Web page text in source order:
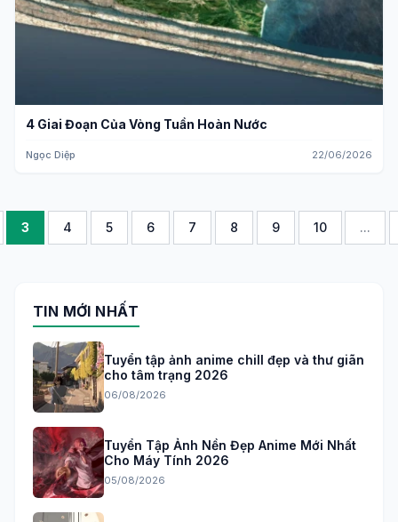
4 Giai Đoạn Của Vòng Tuần Hoàn Nước
Ngọc Diệp 22/06/2026
3 4 5 6 7 8 9 10 ...
TIN MỚI NHẤT
Tuyển tập ảnh anime chill đẹp và thư giãn
cho tâm trạng 2026
06/08/2026
Tuyển Tập Ảnh Nền Đẹp Anime Mới Nhất
Cho Máy Tính 2026
05/08/2026